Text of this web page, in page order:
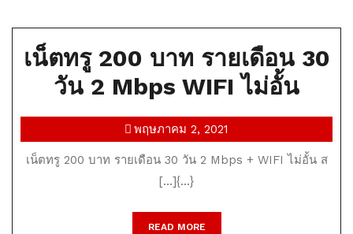
เน็ตทรู 200 บาท รายเดือน 30
วัน 2 Mbps WIFI ไม่อั้นเน็ต
ทรู
200
บาท
พฤษภาคม 2, 2021
2,
2021
เน็ตทรู 200 บาท รายเดือน 30 วัน 2 Mbps + WIFI ไม่อั้น ส
[…]{...}
READ MOREREAD